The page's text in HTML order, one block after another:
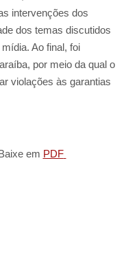
intervenções dos
dos temas discutidos
Ao final, foi
por meio da qual o
violações às garantias
em PDF